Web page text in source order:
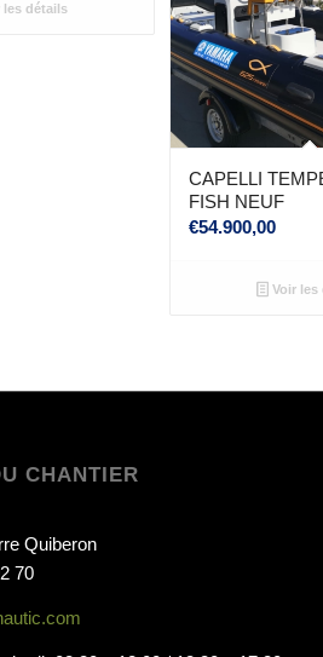
les détails
CAPELLI
FISH NEUF
€54.900,00
Voir les
CHANTIER
Quiberon
70